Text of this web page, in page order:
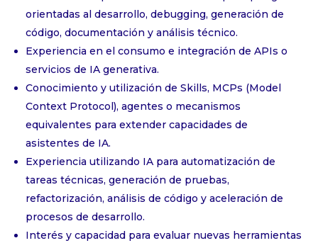
orientadas al desarrollo, debugging, generación de
código, documentación y análisis técnico.
Experiencia en el consumo e integración de APIs o
servicios de IA generativa.
Conocimiento y utilización de Skills, MCPs (Model
Context Protocol), agentes o mecanismos
equivalentes para extender capacidades de
asistentes de IA.
Experiencia utilizando IA para automatización de
tareas técnicas, generación de pruebas,
refactorización, análisis de código y aceleración de
procesos de desarrollo.
Interés y capacidad para evaluar nuevas herramientas